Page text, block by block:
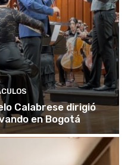
Calabrese dirigió
en Bogotá